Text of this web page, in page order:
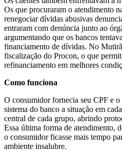
Os que procuraram o atendimento
renegociar dívidas abusivas
entraram com denúncia junto ao
argumentando que os bancos
financiamento de dívidas. No
fiscalização do Procon, o que
refinanciamento em melhores
Como funciona
O consumidor fornecia seu CPF e
sistema do banco a situação em
central de cada grupo, abrindo
Essa última forma de atendimento,
o consumidor ficasse mais tempo
ambiente insalubre.